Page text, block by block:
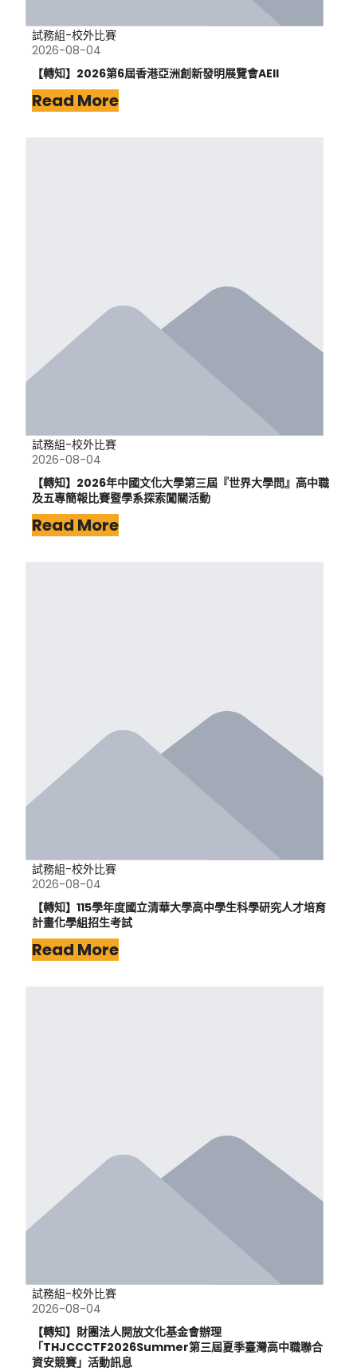
試務組-校外比賽
2026-08-04
【轉知】2026第6屆香港亞洲創新發明展覽會AEII
Read More
試務組-校外比賽
2026-08-04
【轉知】2026年中國文化大學第三屆『世界大學問』高中職
及五專簡報比賽暨學系探索闖關活動
Read More
試務組-校外比賽
2026-08-04
【轉知】115學年度國立清華大學高中學生科學研究人才培育
計畫化學組招生考試
Read More
試務組-校外比賽
2026-08-04
【轉知】財團法人開放文化基金會辦理
「THJCCCTF2026Summer第三屆夏季臺灣高中職聯合
資安競賽」活動訊息